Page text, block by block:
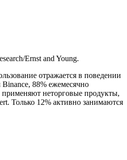
Ernst and Young.
отражается в поведении
88% ежемесячно
неторговые продукты,
Только 12% активно занимаются